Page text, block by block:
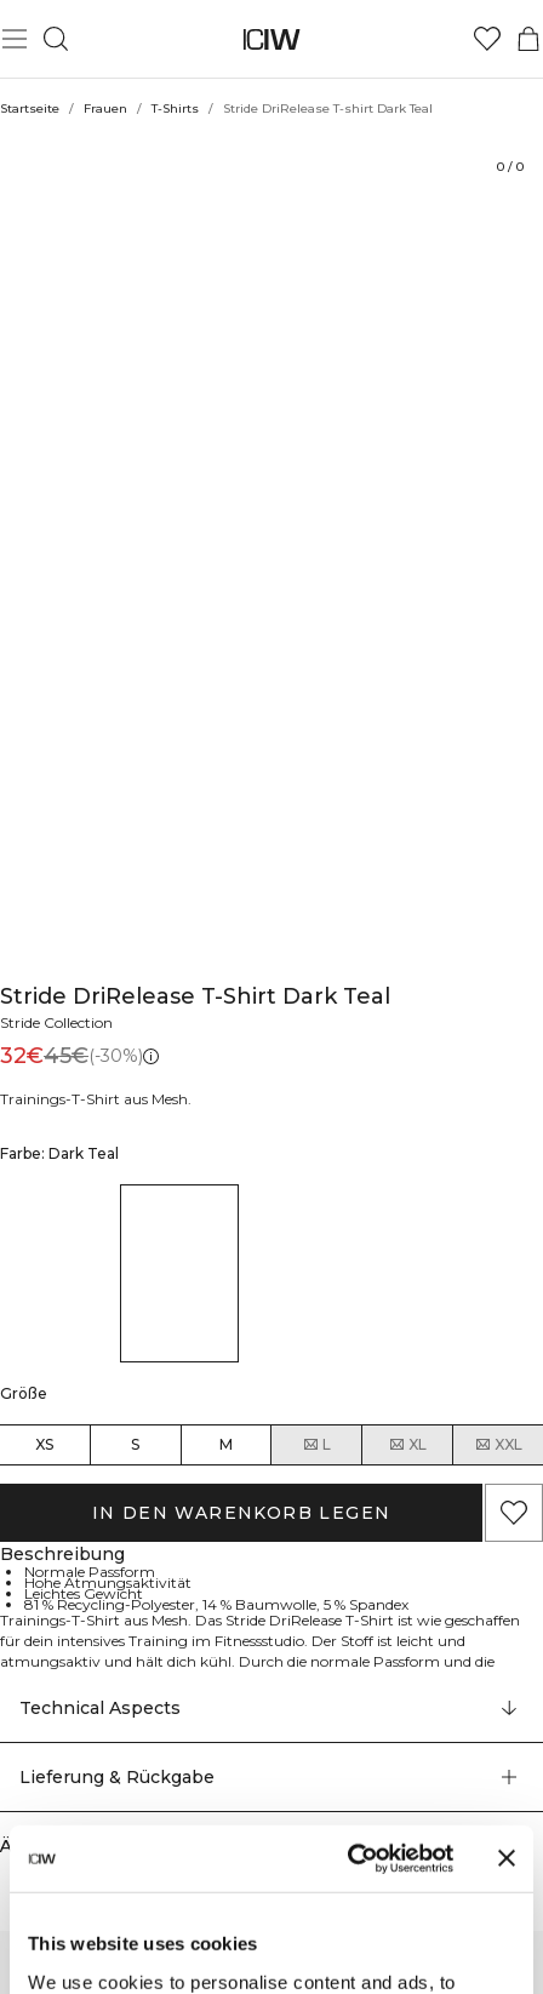
This website uses cookies
We use cookies to personalise content and ads, to
Startseite / Frauen / T-Shirts / Stride DriRelease T-shirt Dark Teal
0 / 0
Stride DriRelease T-Shirt Dark Teal
Stride Collection
32€45€(-30%)
Trainings-T-Shirt aus Mesh.
Farbe: Dark Teal
Größe
XS S M L XL XXL
IN DEN WARENKORB LEGEN
Beschreibung
Normale Passform
Hohe Atmungsaktivität
Leichtes Gewicht
81 % Recycling-Polyester, 14 % Baumwolle, 5 % Spandex
Trainings-T-Shirt aus Mesh. Das Stride DriRelease T-Shirt ist wie geschaffen
für dein intensives Training im Fitnessstudio. Der Stoff ist leicht und
atmungsaktiv und hält dich kühl. Durch die normale Passform und die
kombinieren. 81% Recycling-Polyester, 14% Baumwolle, 5% Elastan
Technical Aspects
Lieferung & Rückgabe
Ähnliche Produkte